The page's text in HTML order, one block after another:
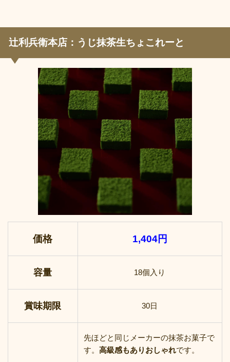
辻利兵衛本店：うじ抹茶生ちょこれーと
価格 1,404円
容量 18個入り
賞味期限 30日
先ほどと同じメーカーの抹茶お菓子で
す。高級感もありおしゃれです。